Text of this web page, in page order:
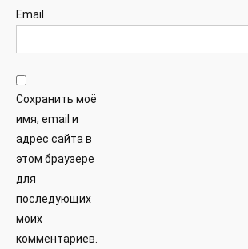
Email
Сохранить моё
имя, email и
адрес сайта в
этом браузере
для
последующих
моих
комментариев.